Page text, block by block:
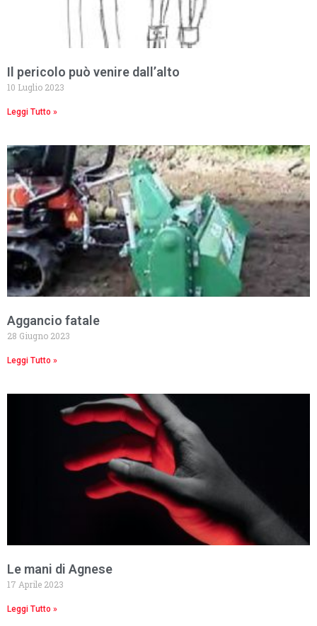
Il pericolo può venire dall’alto
10 Luglio 2023
Leggi Tutto »
Aggancio fatale
28 Giugno 2023
Leggi Tutto »
Le mani di Agnese
17 Aprile 2023
Leggi Tutto »